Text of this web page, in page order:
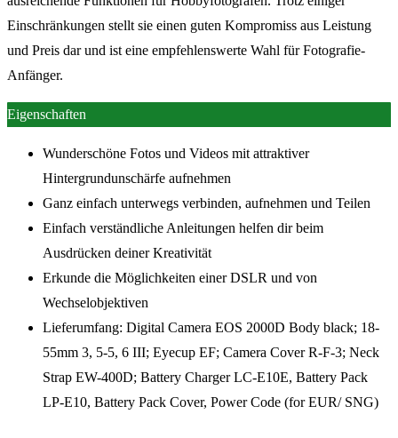
Einschränkungen stellt sie einen guten Kompromiss aus Leistung
und Preis dar und ist eine empfehlenswerte Wahl für Fotografie-
Anfänger.
Eigenschaften
Wunderschöne Fotos und Videos mit attraktiver
Hintergrundunschärfe aufnehmen
Ganz einfach unterwegs verbinden, aufnehmen und Teilen
Einfach verständliche Anleitungen helfen dir beim
Ausdrücken deiner Kreativität
Erkunde die Möglichkeiten einer DSLR und von
Wechselobjektiven
Lieferumfang: Digital Camera EOS 2000D Body black; 18-
55mm 3, 5-5, 6 III; Eyecup EF; Camera Cover R-F-3; Neck
Strap EW-400D; Battery Charger LC-E10E, Battery Pack
LP-E10, Battery Pack Cover, Power Code (for EUR/ SNG)